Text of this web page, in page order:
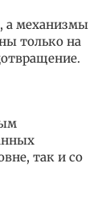
а механизмы
только на
так и со